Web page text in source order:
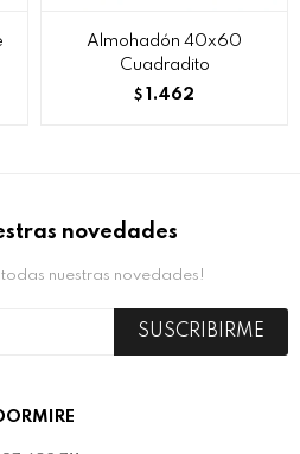
Almohadón 40x60
Cuadradito
$ 1.462
novedades
todas nuestras novedades!
SUSCRIBIRME